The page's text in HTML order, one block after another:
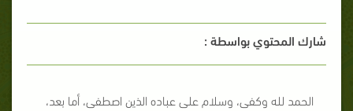
شارك المحتوي بواسطة :
الحمد لله وكفى، وسلام على عباده الذين اصطفى، أما بعد،